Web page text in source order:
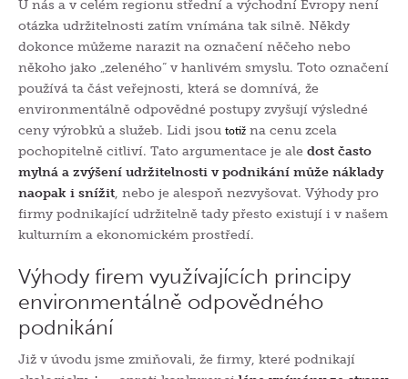
U nás a v celém regionu střední a východní Evropy není
otázka udržitelnosti zatím vnímána tak silně. Někdy
dokonce můžeme narazit na označení něčeho nebo
někoho jako „zeleného“ v hanlivém smyslu. Toto označení
používá ta část veřejnosti, která se domnívá, že
environmentálně odpovědné postupy zvyšují výsledné
ceny výrobků a služeb. Lidi jsou totiž na cenu zcela
pochopitelně citliví. Tato argumentace je ale dost často
mylná a zvýšení udržitelnosti v podnikání může náklady
naopak i snížit, nebo je alespoň nezvyšovat. Výhody pro
firmy podnikající udržitelně tady přesto existují i v našem
kulturním a ekonomickém prostředí.
Výhody firem využívajících principy
environmentálně odpovědného
podnikání
Již v úvodu jsme zmiňovali, že firmy, které podnikají